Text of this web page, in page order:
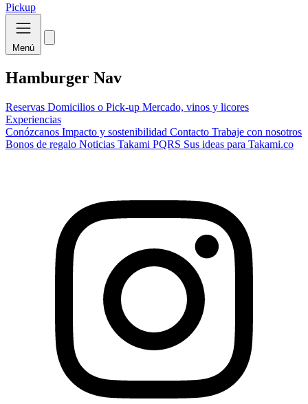
Pickup
Menú
Hamburger Nav
Reservas Domicilios o Pick-up Mercado, vinos y licores
Experiencias
Conózcanos Impacto y sostenibilidad Contacto Trabaje con nosotros
Bonos de regalo Noticias Takami PQRS Sus ideas para Takami.co